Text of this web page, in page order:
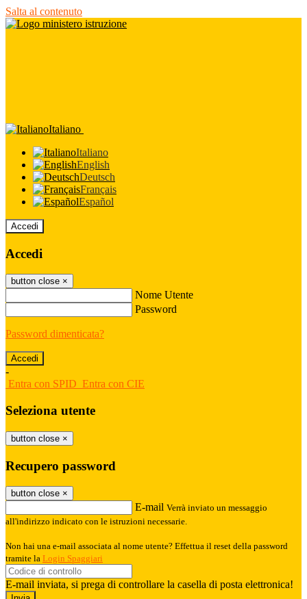
Salta al contenuto
Italiano
Italiano
English
Deutsch
Français
Español
Accedi
Accedi
button close ×
Nome Utente
Password
Password dimenticata?
-
Entra con SPID Entra con CIE
Seleziona utente
button close ×
Recupero password
button close ×
E-mail Verrà inviato un messaggio
all'indirizzo indicato con le istruzioni necessarie.
Non hai una e-mail associata al nome utente? Effettua il reset della password
tramite la Login Spaggiari
E-mail inviata, si prega di controllare la casella di posta elettronica!